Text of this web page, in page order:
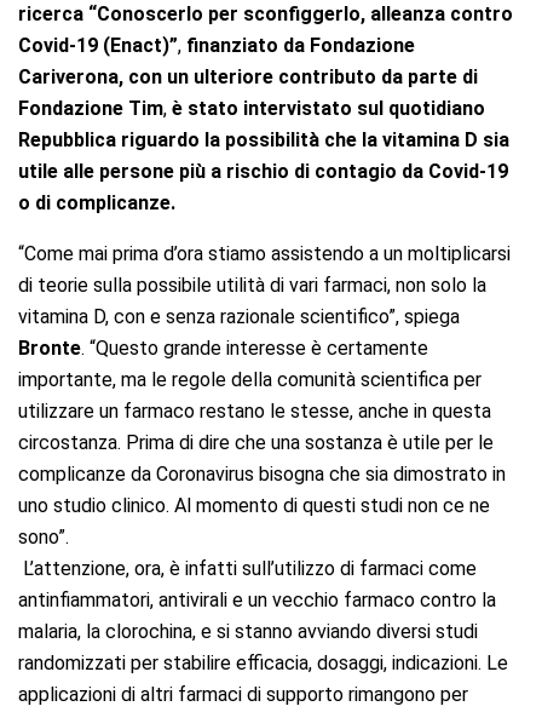
ricerca “Conoscerlo per sconfiggerlo, alleanza contro
Covid-19 (Enact)”, finanziato da Fondazione
Cariverona, con un ulteriore contributo da parte di
Fondazione Tim, è stato intervistato sul quotidiano
Repubblica riguardo la possibilità che la vitamina D sia
utile alle persone più a rischio di contagio da Covid-19
o di complicanze.
“Come mai prima d’ora stiamo assistendo a un moltiplicarsi
di teorie sulla possibile utilità di vari farmaci, non solo la
vitamina D, con e senza razionale scientifico”, spiega
Bronte. “Questo grande interesse è certamente
importante, ma le regole della comunità scientifica per
utilizzare un farmaco restano le stesse, anche in questa
circostanza. Prima di dire che una sostanza è utile per le
complicanze da Coronavirus bisogna che sia dimostrato in
uno studio clinico. Al momento di questi studi non ce ne
sono”.
L’attenzione, ora, è infatti sull’utilizzo di farmaci come
antinfiammatori, antivirali e un vecchio farmaco contro la
malaria, la clorochina, e si stanno avviando diversi studi
randomizzati per stabilire efficacia, dosaggi, indicazioni. Le
applicazioni di altri farmaci di supporto rimangono per